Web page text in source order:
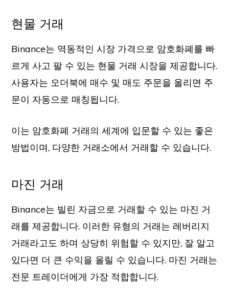
현물 거래
Binance는 역동적인 시장 가격으로 암호화폐를 빠
르게 사고 팔 수 있는 현물 거래 시장을 제공합니다.
사용자는 오더북에 매수 및 매도 주문을 올리면 주
문이 자동으로 매칭됩니다.
이는 암호화폐 거래의 세계에 입문할 수 있는 좋은
방법이며, 다양한 거래소에서 거래할 수 있습니다.
마진 거래
Binance는 빌린 자금으로 거래할 수 있는 마진 거
래를 제공합니다. 이러한 유형의 거래는 레버리지
거래라고도 하며 상당히 위험할 수 있지만, 잘 알고
있다면 더 큰 수익을 올릴 수 있습니다. 마진 거래는
전문 트레이더에게 가장 적합합니다.